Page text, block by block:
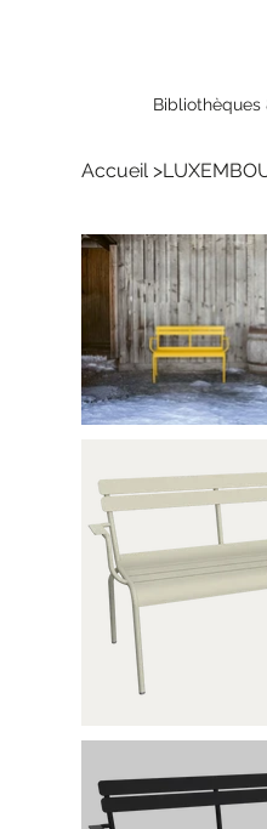
Bibliothèques
Accueil >